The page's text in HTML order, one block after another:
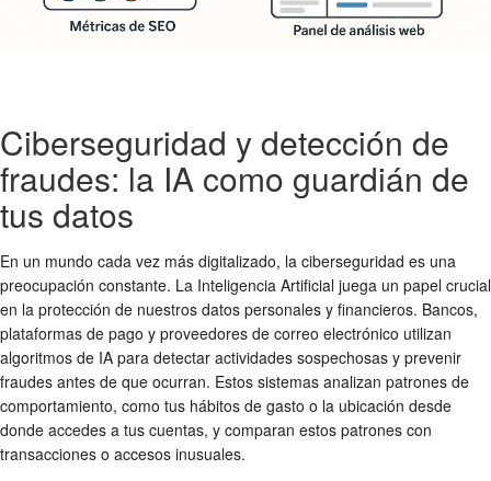
Ciberseguridad y detección de
fraudes: la IA como guardián de
tus datos
En un mundo cada vez más digitalizado, la ciberseguridad es una
preocupación constante. La Inteligencia Artificial juega un papel crucial
en la protección de nuestros datos personales y financieros. Bancos,
plataformas de pago y proveedores de correo electrónico utilizan
algoritmos de IA para detectar actividades sospechosas y prevenir
fraudes antes de que ocurran. Estos sistemas analizan patrones de
comportamiento, como tus hábitos de gasto o la ubicación desde
donde accedes a tus cuentas, y comparan estos patrones con
transacciones o accesos inusuales.